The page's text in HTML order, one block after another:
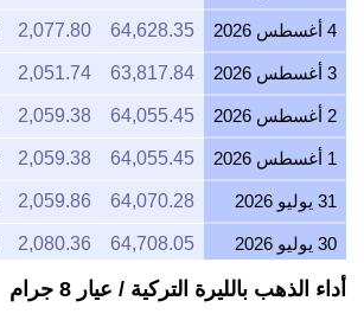
4 أغسطس 2026 64,628.35
2,077.80
3 أغسطس 2026 63,817.84
2,051.74
2 أغسطس 2026 64,055.45
2,059.38
1 أغسطس 2026 64,055.45
2,059.38
31 يوليو 2026 64,070.28
2,059.86
30 يوليو 2026 64,708.05
2,080.36
29 يوليو 2026 63,889.30
2,054.04أداء الذهب بالليرة التركية / عيار 8 جرام